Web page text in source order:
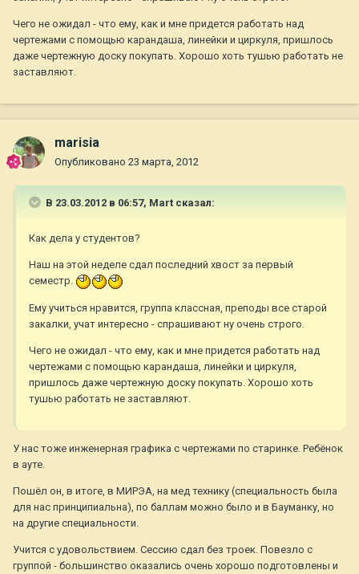
Чего не ожидал - что ему, как и мне придется работать над
чертежами с помощью карандаша, линейки и циркуля, пришлось
даже чертежную доску покупать. Хорошо хоть тушью работать не
заставляют.
marisia
Опубликовано 23 марта, 2012
В 23.03.2012 в 06:57, Mart сказал:
Как дела у студентов?
Наш на этой неделе сдал последний хвост за первый
семестр.
Ему учиться нравится, группа классная, преподы все старой
закалки, учат интересно - спрашивают ну очень строго.
Чего не ожидал - что ему, как и мне придется работать над
чертежами с помощью карандаша, линейки и циркуля,
пришлось даже чертежную доску покупать. Хорошо хоть
тушью работать не заставляют.
У нас тоже инженерная графика с чертежами по старинке. Ребёнок
в ауте.
Пошёл он, в итоге, в МИРЭА, на мед технику (специальность была
для нас принципиальна), по баллам можно было и в Бауманку, но
на другие специальности.
Учится с удовольствием. Сессию сдал без троек. Повезло с
группой - большинство оказались очень хорошо подготовлены и